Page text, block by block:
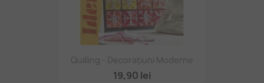
Quilling - Decorațiuni Moderne
19,90 lei